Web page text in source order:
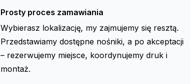
Prosty proces zamawiania
Wybierasz lokalizację, my zajmujemy się resztą.
Przedstawiamy dostępne nośniki, a po akceptacji
– rezerwujemy miejsce, koordynujemy druk i
montaż.